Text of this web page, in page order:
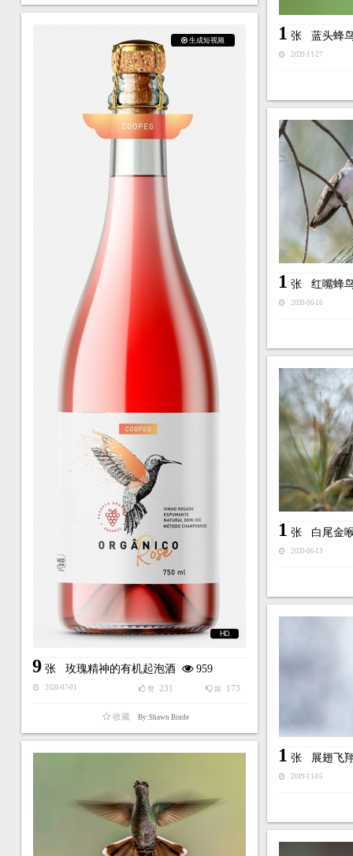
1 张 蓝头蜂
2020-11-27
生成短视频
HD
9张 玫瑰精神的有机起泡酒 959
2020-07-01 踩 173
赞 231
收藏 By:Shawn Binde
1 张 红嘴蜂
2020-06-16
1 张 白尾金
2020-06-13
1 张 展翅飞
2019-11-05